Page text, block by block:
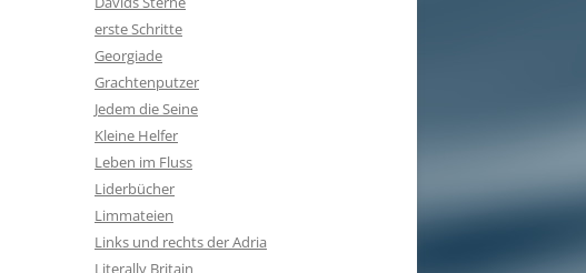
erste Schritte
Georgiade
Grachtenputzer
Jedem die Seine
Kleine Helfer
Leben im Fluss
Liderbücher
Limmateien
Links und rechts der Adria
Literally Britain